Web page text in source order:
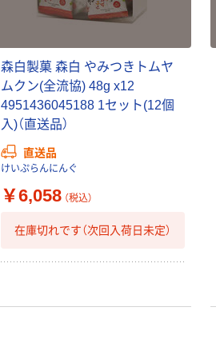
森白製菓 森白 やみつきトムヤ
ムクン(全流協) 48g x12
4951436045188 1セット(12個
入)（直送品）
直送品
けいぷらんにんぐ
￥6,058 （税込）
在庫切れです（次回入荷日未定）